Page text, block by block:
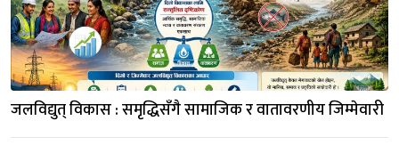
जलविद्युत् विकास : समृद्धिसँगै सामाजिक र वातावरणीय जिम्मेवारी